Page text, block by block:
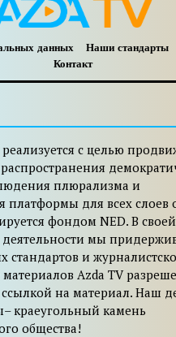
данных Наши стандарты
Контакт
с целью
плюрализма и
платформы для всех слоев
фондом NED. В своей
мы
и
Azda TV
ссылкой на материал. Наш
краеугольный камень
общества!